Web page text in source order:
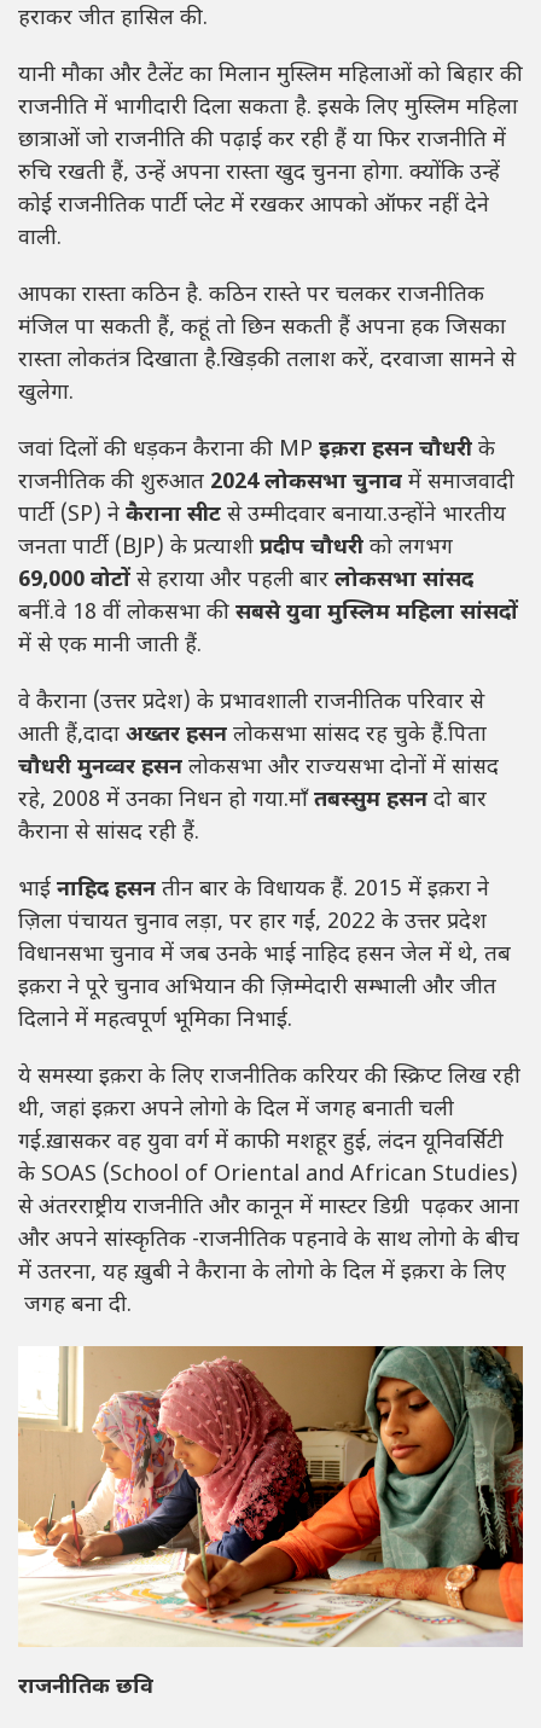
हराकर जीत हासिल की.
यानी मौका और टैलेंट का मिलान मुस्लिम महिलाओं को बिहार की
राजनीति में भागीदारी दिला सकता है. इसके लिए मुस्लिम महिला
छात्राओं जो राजनीति की पढ़ाई कर रही हैं या फिर राजनीति में
रुचि रखती हैं, उन्हें अपना रास्ता खुद चुनना होगा. क्योंकि उन्हें
कोई राजनीतिक पार्टी प्लेट में रखकर आपको ऑफर नहीं देने
वाली.
आपका रास्ता कठिन है. कठिन रास्ते पर चलकर राजनीतिक
मंजिल पा सकती हैं, कहूं तो छिन सकती हैं अपना हक जिसका
रास्ता लोकतंत्र दिखाता है.खिड़की तलाश करें, दरवाजा सामने से
खुलेगा.
जवां दिलों की धड़कन कैराना की MP इक़रा हसन चौधरी के
राजनीतिक की शुरुआत 2024 लोकसभा चुनाव में समाजवादी
पार्टी (SP) ने कैराना सीट से उम्मीदवार बनाया.उन्होंने भारतीय
जनता पार्टी (BJP) के प्रत्याशी प्रदीप चौधरी को लगभग
69,000 वोटों से हराया और पहली बार लोकसभा सांसद
बनीं.वे 18 वीं लोकसभा की सबसे युवा मुस्लिम महिला सांसदों
में से एक मानी जाती हैं.
वे कैराना (उत्तर प्रदेश) के प्रभावशाली राजनीतिक परिवार से
आती हैं,दादा अख्तर हसन लोकसभा सांसद रह चुके हैं.पिता
चौधरी मुनव्वर हसन लोकसभा और राज्यसभा दोनों में सांसद
रहे, 2008 में उनका निधन हो गया.माँ तबस्सुम हसन दो बार
कैराना से सांसद रही हैं.
भाई नाहिद हसन तीन बार के विधायक हैं. 2015 में इक़रा ने
ज़िला पंचायत चुनाव लड़ा, पर हार गईं, 2022 के उत्तर प्रदेश
विधानसभा चुनाव में जब उनके भाई नाहिद हसन जेल में थे, तब
इक़रा ने पूरे चुनाव अभियान की ज़िम्मेदारी सम्भाली और जीत
दिलाने में महत्वपूर्ण भूमिका निभाई.
ये समस्या इक़रा के लिए राजनीतिक करियर की स्क्रिप्ट लिख रही
थी, जहां इक़रा अपने लोगो के दिल में जगह बनाती चली
गई.ख़ासकर वह युवा वर्ग में काफी मशहूर हुई, लंदन यूनिवर्सिटी
के SOAS (School of Oriental and African Studies)
से अंतरराष्ट्रीय राजनीति और कानून में मास्टर डिग्री पढ़कर आना
और अपने सांस्कृतिक -राजनीतिक पहनावे के साथ लोगो के बीच
में उतरना, यह ख़ुबी ने कैराना के लोगो के दिल में इक़रा के लिए
जगह बना दी.
राजनीतिक छवि